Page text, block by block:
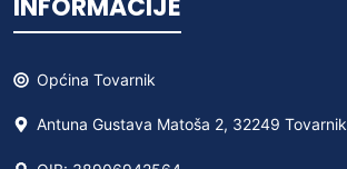
INFORMACIJE
OpćinaTovarnik
Antuna Gustava Matoša 2, 32249 Tovarnik